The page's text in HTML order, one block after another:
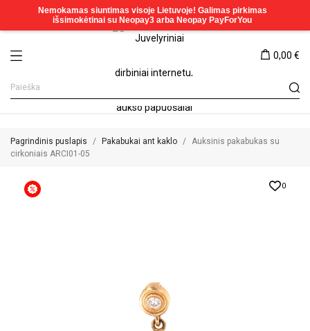
0,00 €
Pagrindinis puslapis Pakabukai ant kaklo
Auksinis pakabukas su
cirkoniais ARCI01-05
0